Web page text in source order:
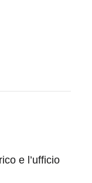
e l’ufficio